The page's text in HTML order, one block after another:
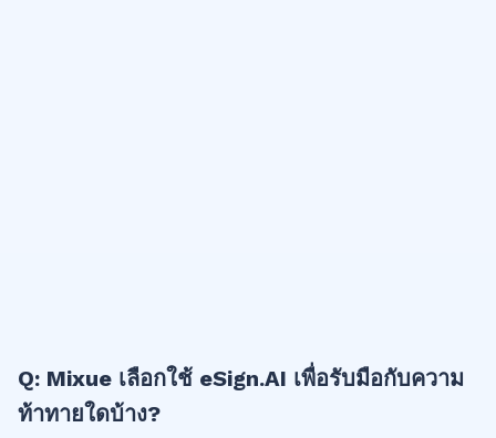
Q: Mixue เลือกใช้ eSign.AI เพื่อรับมือกับความ
ท้าทายใดบ้าง?